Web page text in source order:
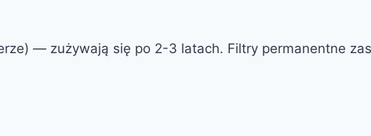
— zużywają się po 2-3 latach. Filtry permanentne